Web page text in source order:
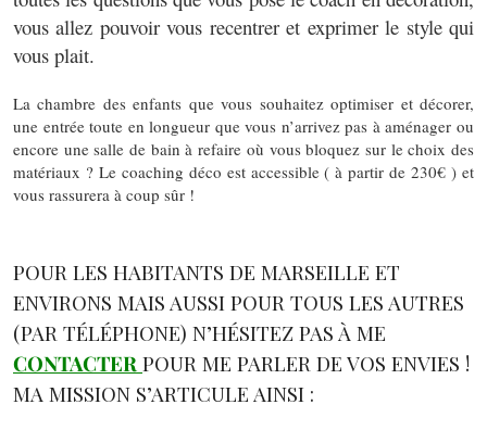
vous allez pouvoir vous recentrer et exprimer le style qui
vous plait.
La chambre des enfants que vous souhaitez optimiser et décorer,
une entrée toute en longueur que vous n’arrivez pas à aménager ou
encore une salle de bain à refaire où vous bloquez sur le choix des
matériaux ? Le coaching déco est accessible ( à partir de 230€ ) et
vous rassurera à coup sûr !
POUR LES HABITANTS DE MARSEILLE ET
ENVIRONS MAIS AUSSI POUR TOUS LES AUTRES
(PAR TÉLÉPHONE) N’HÉSITEZ PAS À ME
CONTACTER POUR ME PARLER DE VOS ENVIES !
MA MISSION S’ARTICULE AINSI :